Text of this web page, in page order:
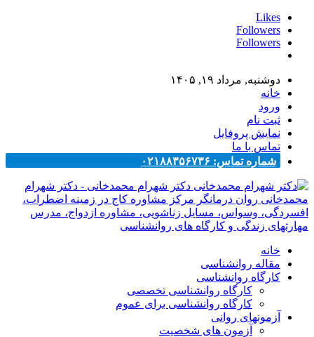
Likes
Followers
Followers
دوشنبه, مرداد ۱۹, ۱۴۰۵
خانه
ورود
ثبت نام
نمایش پروفایل
تماس با ما
شماره تماس: ۰۲۱۸۸۳۵۶۷۳۶
دکتر شهرام محمدخانی - دکتر شهرام
محمدخانی روان درمانگر مرکز مشاوره کاج در زمینه اضطراب،
افسردگی، وسواس، مسایل زناشویی، مشاوره ازدواج، مدرس
مهارتهای زندگی و کارگاه های روانشناسی
خانه
مقاله روانشناسی
کارگاه روانشناسی
کارگاه روانشناسی تخصصی
کارگاه روانشناسی برای عموم
آزمونهای روانی
آزمون های شخصیت